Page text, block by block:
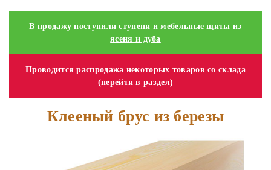
В продажу поступилиступени и мебельные щиты из
ясеня и дуба
Проводится распродажа некоторых товаров со склада
(перейти в раздел)
Клееный брус из березы